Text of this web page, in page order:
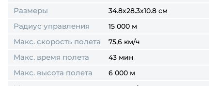
Размеры 34.8х28.3х10.8 см
Радиус управления 15 000 м
Макс. скорость полета 75,6 км/ч
Макс. время полета 43 мин
Макс. высота полета 6 000 м